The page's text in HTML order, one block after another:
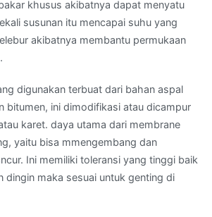
khusus akibatnya dapat menyatu
susunan itu mencapai suhu yang
akibatnya membantu permukaan
digunakan terbuat dari bahan aspal
bitumen, ini dimodifikasi atau dicampur
karet. daya utama dari membrane
yaitu bisa mmengembang dan
Ini memiliki toleransi yang tinggi baik
dingin maka sesuai untuk genting di